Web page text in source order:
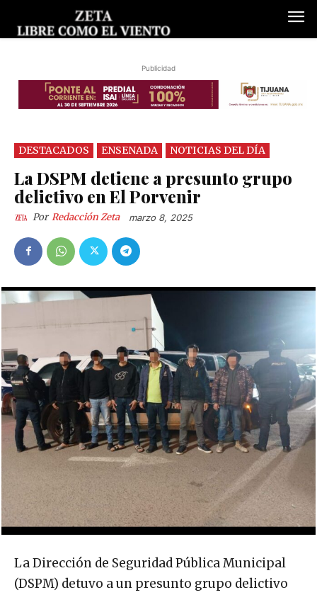
Publicidad
DESTACADOS ENSENADA NOTICIAS DEL DÍA
La DSPM detiene a presunto grupo
delictivo en El Porvenir
Por Redacción Zeta marzo 8, 2025
La Dirección de Seguridad Pública Municipal
(DSPM) detuvo a un presunto grupo delictivo